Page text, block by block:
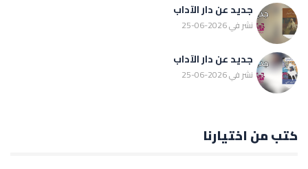
جديد عن دار الآداب
نشر في 2026-06-25
جديد عن دار الآداب
نشر في 2026-06-25
كتب من اختيارنا